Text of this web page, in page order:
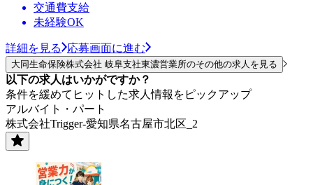
交通費支給
未経験OK
詳細を見る 応募画面に進む
大同生命保険株式会社 岐阜支社東濃営業所のその他の求人を見る
以下の求人はいかがですか？
条件を緩めてヒットした求人情報をピックアップ
アルバイト・パート
株式会社Trigger-愛知県名古屋市北区_2